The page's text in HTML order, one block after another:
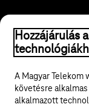
© 2026 Magyar
ÁSZF
Hozzájárulás
A Magyar Telekom
követésre
alkalmazott